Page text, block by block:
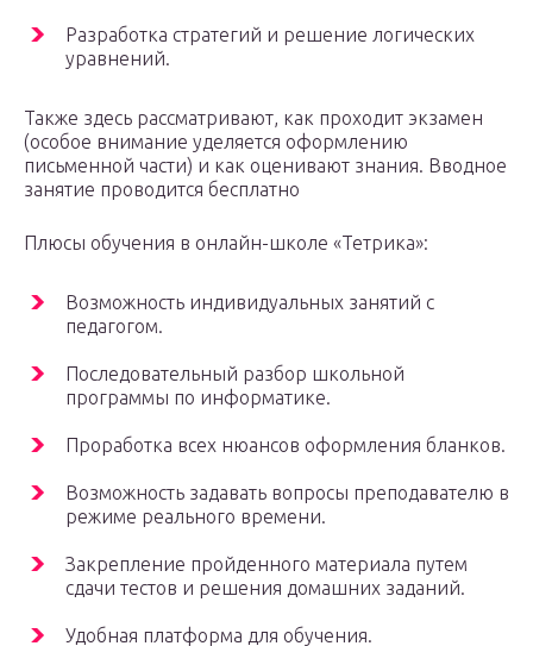
Разработка стратегий и решение логических
уравнений.
Также здесь рассматривают, как проходит экзамен
(особое внимание уделяется оформлению
письменной части) и как оценивают знания. Вводное
занятие проводится бесплатно
Плюсы обучения в онлайн-школе «Тетрика»:
Возможность индивидуальных занятий с
педагогом.
Последовательный разбор школьной
программы по информатике.
Проработка всех нюансов оформления бланков.
Возможность задавать вопросы преподавателю в
режиме реального времени.
Закрепление пройденного материала путем
сдачи тестов и решения домашних заданий.
Удобная платформа для обучения.